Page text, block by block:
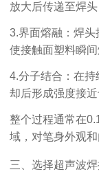
放大后传递至焊头
3.界面熔融： 焊头
使接触面塑料瞬间
4.分子结合： 在持
却后形成强度接近
整个过程通常在
域，对笔身外观
三、选择超声波